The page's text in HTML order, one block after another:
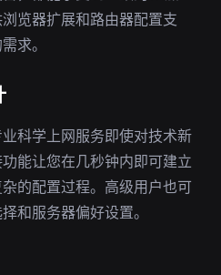
览器扩展和路由器配置支
求。
科学上网服务即使对技术新
能让您在几秒钟内即可建立
的配置过程。高级用户也可
和服务器偏好设置。